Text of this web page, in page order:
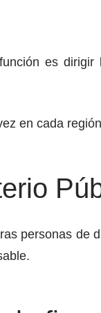
es
en cada
personas de